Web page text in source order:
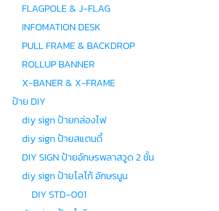
FLAGPOLE & J-FLAG
INFOMATION DESK
PULL FRAME & BACKDROP
ROLLUP BANNER
X-BANER & X-FRAME
ป้าย DIY
diy sign ป้ายกล่องไฟ
diy sign ป้ายสแตนดี้
DIY SIGN ป้ายอักษรพลาสวูด 2 ชั้น
diy sign ป้ายโลโก้ อักษรนูน
DIY STD-001